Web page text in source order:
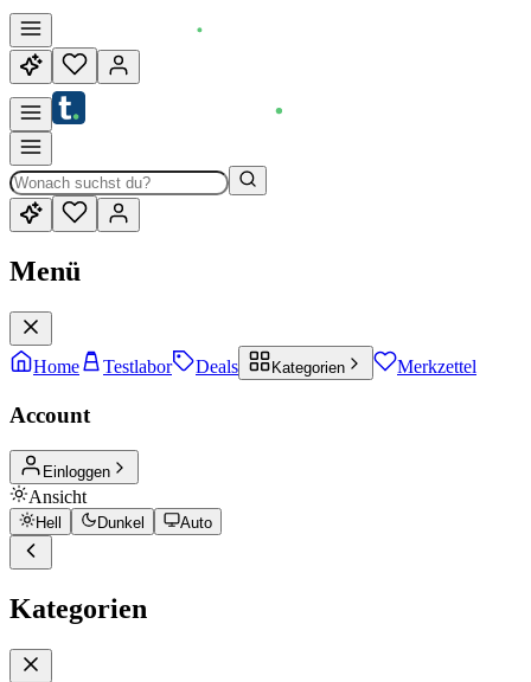
Menü
Home Testlabor Deals Kategorien Merkzettel
Account
Einloggen
Ansicht
Hell Dunkel Auto
Kategorien